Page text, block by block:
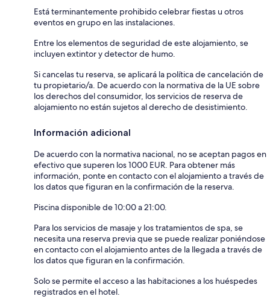
Está terminantemente prohibido celebrar fiestas u otros
eventos en grupo en las instalaciones.
Entre los elementos de seguridad de este alojamiento, se
incluyen extintor y detector de humo.
Si cancelas tu reserva, se aplicará la política de cancelación de
tu propietario/a. De acuerdo con la normativa de la UE sobre
los derechos del consumidor, los servicios de reserva de
alojamiento no están sujetos al derecho de desistimiento.
Información adicional
De acuerdo con la normativa nacional, no se aceptan pagos en
efectivo que superen los 1000 EUR. Para obtener más
información, ponte en contacto con el alojamiento a través de
los datos que figuran en la confirmación de la reserva.
Piscina disponible de 10:00 a 21:00.
Para los servicios de masaje y los tratamientos de spa, se
necesita una reserva previa que se puede realizar poniéndose
en contacto con el alojamiento antes de la llegada a través de
los datos que figuran en la confirmación.
Solo se permite el acceso a las habitaciones a los huéspedes
registrados en el hotel.